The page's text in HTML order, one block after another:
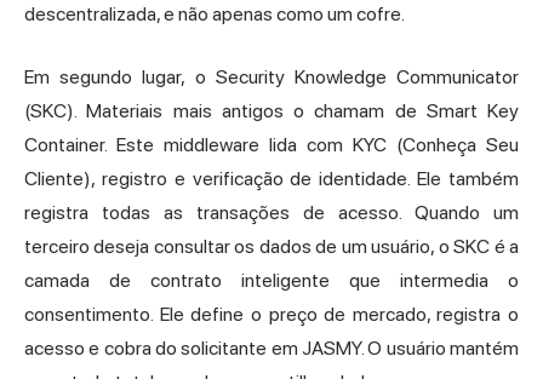
descentralizada, e não apenas como um cofre.
Em segundo lugar, o Security Knowledge Communicator
(SKC). Materiais mais antigos o chamam de Smart Key
Container. Este middleware lida com KYC (Conheça Seu
Cliente), registro e verificação de identidade. Ele também
registra todas as transações de acesso. Quando um
terceiro deseja consultar os dados de um usuário, o SKC é a
camada de contrato inteligente que intermedia o
consentimento. Ele define o preço de mercado, registra o
acesso e cobra do solicitante em JASMY. O usuário mantém